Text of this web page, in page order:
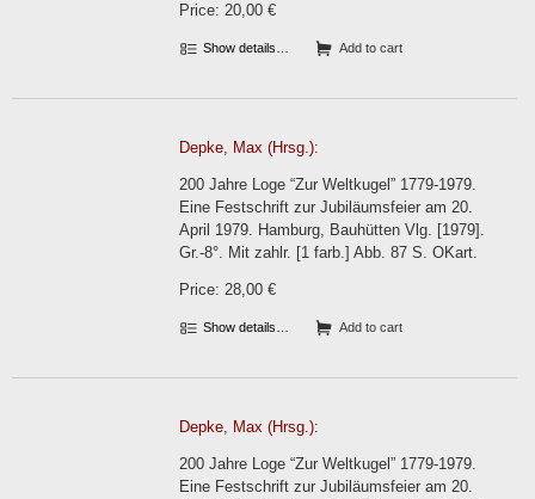
Price: 20,00 €
Show details… Add to cart
Depke, Max (Hrsg.):
200 Jahre Loge “Zur Weltkugel” 1779-1979.
Eine Festschrift zur Jubiläumsfeier am 20.
April 1979. Hamburg, Bauhütten Vlg. [1979].
Gr.-8°. Mit zahlr. [1 farb.] Abb. 87 S. OKart.
Price: 28,00 €
Show details… Add to cart
Depke, Max (Hrsg.):
200 Jahre Loge “Zur Weltkugel” 1779-1979.
Eine Festschrift zur Jubiläumsfeier am 20.